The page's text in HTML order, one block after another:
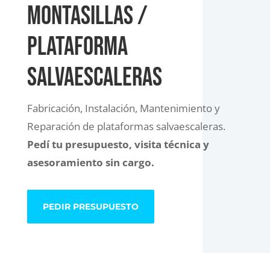
MONTASILLAS /
plataforma
salvaescaleras
Fabricación, Instalación, Mantenimiento y
Reparación de plataformas salvaescaleras.
Pedí tu presupuesto, visita técnica y
asesoramiento sin cargo.
PEDIR PRESUPUESTO